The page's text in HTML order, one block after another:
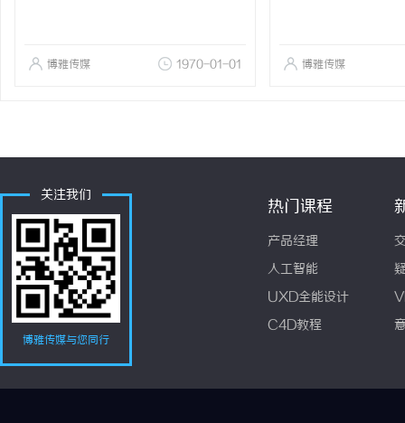
博雅传媒 1970-01-01 博雅传媒
关注我们
博雅传媒与您同行
热门课程
产品经理
人工智能
UXD全能设计
C4D教程